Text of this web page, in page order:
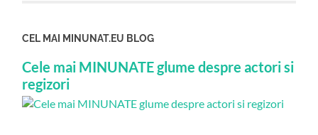
CEL MAI MINUNAT.EU BLOG
Cele mai MINUNATE glume despre actori si
regizori